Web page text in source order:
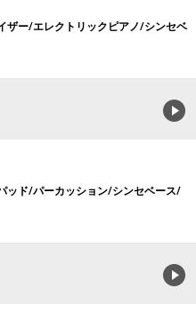
ザー/エレクトリックピアノ/シンセベ
ッド/パーカッション/シンセベース/